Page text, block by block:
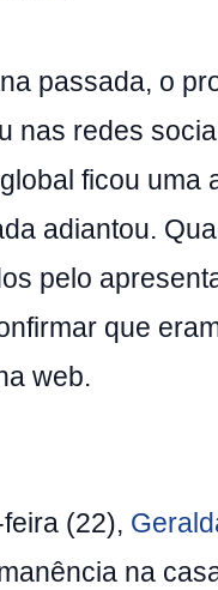
passada, o
nas redes
ficou uma
adiantou.
pelo
que
web.
(22),
na